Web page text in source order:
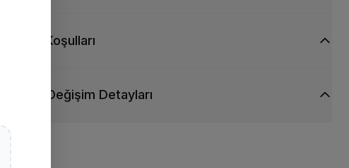
Garanti Koşulları
İade ve Değişim Detayları